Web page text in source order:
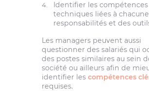
Identifier les compétences
techniques liées à
responsabilités et des
Les managers peuvent aussi
questionner des salariés qui
des postes similaires au sein
société ou ailleurs afin de
identifier les compétences
requises.